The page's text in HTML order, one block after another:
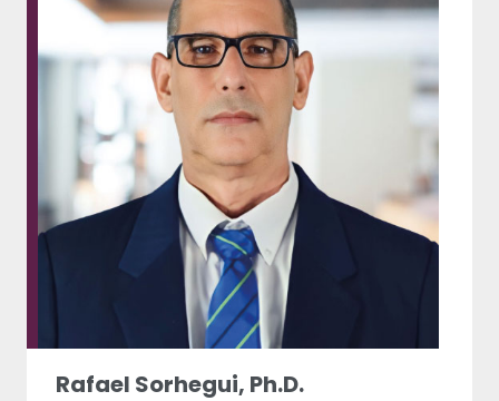
Rafael Sorhegui, Ph.D.